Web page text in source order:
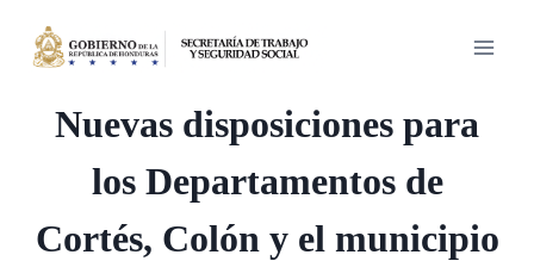
Nuevas disposiciones para
los Departamentos de
Cortés, Colón y el municipio